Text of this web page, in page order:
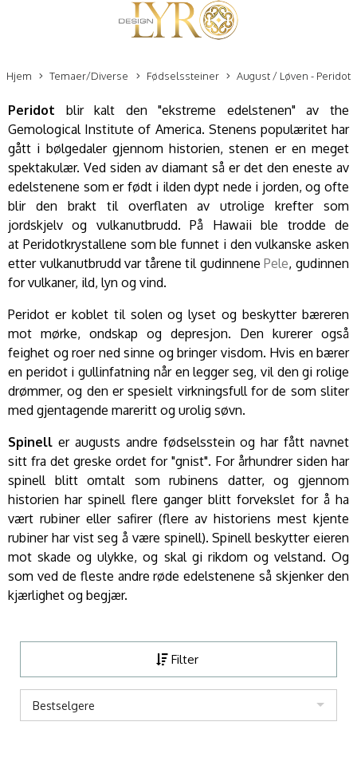
Hjem Temaer/Diverse Fødselssteiner August / Løven - Peridot
Peridot blir kalt den "ekstreme edelstenen" av the
Gemological Institute of America. Stenens populæritet har
gått i bølgedaler gjennom historien, stenen er en meget
spektakulær. Ved siden av diamant så er det den eneste av
edelstenene som er født i ilden dypt nede i jorden, og ofte
blir den brakt til overflaten av utrolige krefter som
jordskjelv og vulkanutbrudd. På Hawaii ble trodde de
at Peridotkrystallene som ble funnet i den vulkanske asken
etter vulkanutbrudd var tårene til gudinnenePele, gudinnen
for vulkaner, ild, lyn og vind.
Peridot er koblet til solen og lyset og beskytter bæreren
mot mørke, ondskap og depresjon. Den kurerer også
feighet og roer ned sinne og bringer visdom. Hvis en bærer
en peridot i gullinfatning når en legger seg, vil den gi rolige
drømmer, og den er spesielt virkningsfull for de som sliter
med gjentagende mareritt og urolig søvn.
Spinell er augusts andre fødselsstein og har fått navnet
sitt fra det greske ordet for "gnist". For århundrer siden har
spinell blitt omtalt som rubinens datter, og gjennom
historien har spinell flere ganger blitt forvekslet for å ha
vært rubiner eller safirer (flere av historiens mest kjente
rubiner har vist seg å være spinell). Spinell beskytter eieren
mot skade og ulykke, og skal gi rikdom og velstand. Og
som ved de fleste andre røde edelstenene så skjenker den
kjærlighet og begjær.
Filter
Bestselgere